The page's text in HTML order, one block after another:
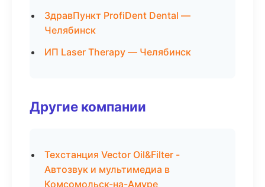
ЗдравПункт ProfiDent Dental —
Челябинск
ИП Laser Therapy — Челябинск
Другие компании
Техстанция Vector Oil&Filter -
Автозвук и мультимедиа в
Комсомольск-на-Амуре